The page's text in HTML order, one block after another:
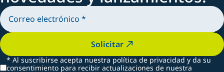
Solicitar
* Al suscribirse acepta nuestra política de privacidad y da su
consentimiento para recibir actualizaciones de nuestra